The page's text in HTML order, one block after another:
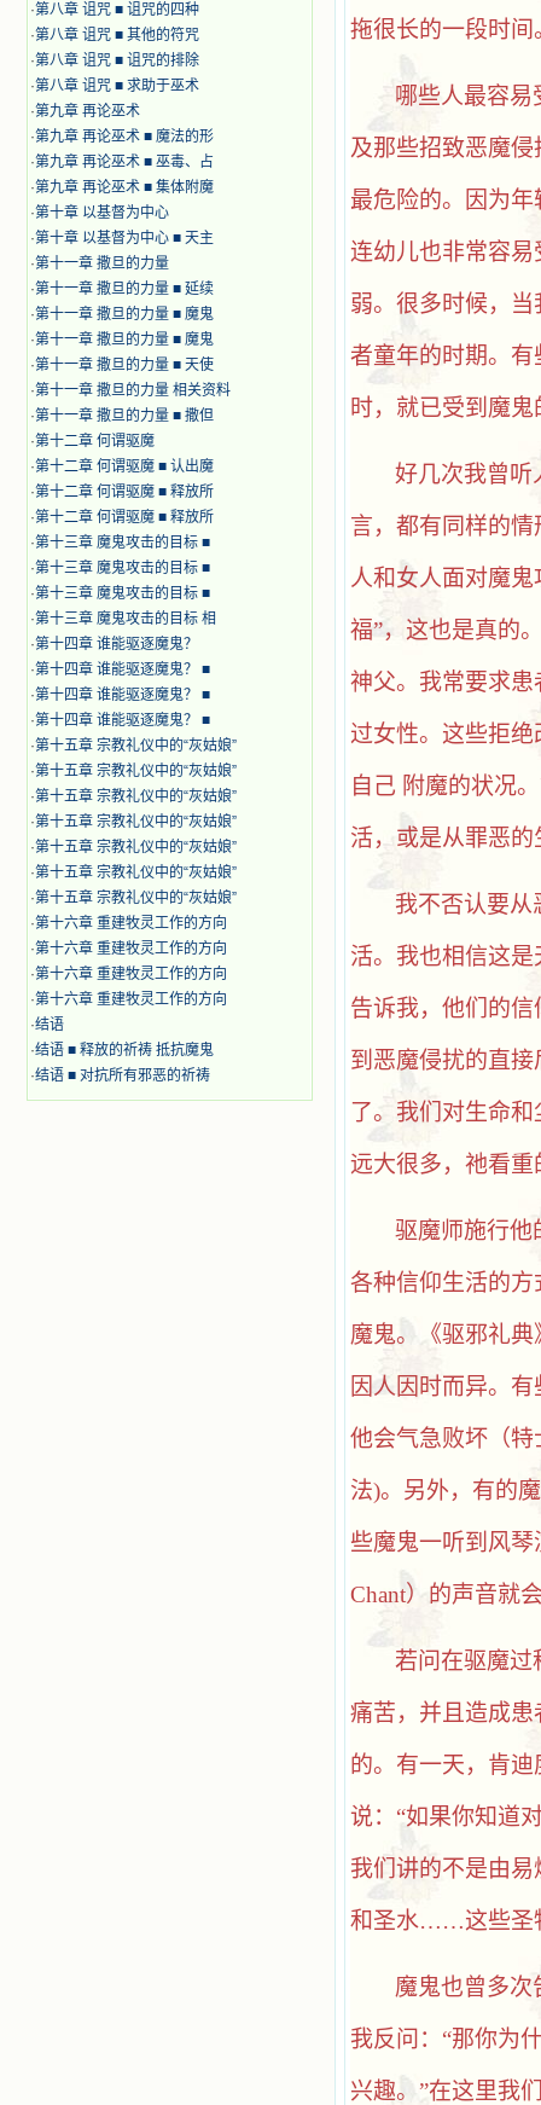
·第八章 诅咒 ■ 诅咒的四种
·第八章 诅咒 ■ 其他的符咒
·第八章 诅咒 ■ 诅咒的排除
·第八章 诅咒 ■ 求助于巫术
·第九章 再论巫术
·第九章 再论巫术 ■ 魔法的形
·第九章 再论巫术 ■ 巫毒、占
·第九章 再论巫术 ■ 集体附魔
·第十章 以基督为中心
·第十章 以基督为中心 ■ 天主
·第十一章 撒旦的力量
·第十一章 撒旦的力量 ■ 延续
·第十一章 撒旦的力量 ■ 魔鬼
·第十一章 撒旦的力量 ■ 魔鬼
·第十一章 撒旦的力量 ■ 天使
·第十一章 撒旦的力量 相关资料
·第十一章 撒旦的力量 ■ 撒但
·第十二章 何谓驱魔
·第十二章 何谓驱魔 ■ 认出魔
·第十二章 何谓驱魔 ■ 释放所
·第十二章 何谓驱魔 ■ 释放所
·第十三章 魔鬼攻击的目标 ■
·第十三章 魔鬼攻击的目标 ■
·第十三章 魔鬼攻击的目标 ■
·第十三章 魔鬼攻击的目标 相
·第十四章 谁能驱逐魔鬼？
·第十四章 谁能驱逐魔鬼？ ■
·第十四章 谁能驱逐魔鬼？ ■
·第十四章 谁能驱逐魔鬼？ ■
·第十五章 宗教礼仪中的“灰姑娘”
·第十五章 宗教礼仪中的“灰姑娘”
·第十五章 宗教礼仪中的“灰姑娘”
·第十五章 宗教礼仪中的“灰姑娘”
·第十五章 宗教礼仪中的“灰姑娘”
·第十五章 宗教礼仪中的“灰姑娘”
·第十五章 宗教礼仪中的“灰姑娘”
·第十六章 重建牧灵工作的方向
·第十六章 重建牧灵工作的方向
·第十六章 重建牧灵工作的方向
·第十六章 重建牧灵工作的方向
·结语
·结语 ■ 释放的祈祷 抵抗魔鬼
·结语 ■ 对抗所有邪恶的祈祷
拖很长的一段时间
哪些人最容易
及那些招致恶魔
最危险的。因为
连幼儿也非常容
弱。很多时候，
者童年的时期。
时，就已受到魔
好几次我曾听
言，都有同样的
人和女人面对魔
福”，这也是真的
神父。我常要求
过女性。这些拒
自己 附魔的状况
活，或是从罪恶
我不否认要从
活。我也相信这
告诉我，他们的
到恶魔侵扰的直
了。我们对生命
远大很多，祂看
驱魔师施行他
各种信仰生活的
魔鬼。《驱邪礼
因人因时而异。
他会气急败坏（
法)。另外，有的
些魔鬼一听到风琴
Chant）的声音就
若问在驱魔过
痛苦，并且造成
的。有一天，肯
说： “如果你知道
我们讲的不是由
和圣水……这些圣
魔鬼也曾多次
我反问： “那你为
兴趣。”在这里我